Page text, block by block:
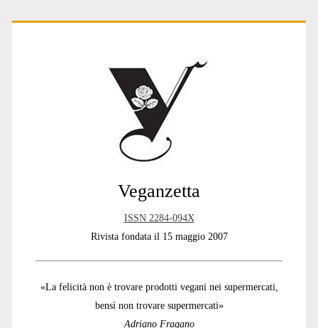
Primary
Veganzetta
ISSN 2284-094X
Rivista fondata il 15 maggio 2007
«La felicità non è trovare prodotti vegani nei supermercati,
bensì non trovare supermercati»
Adriano Fragano